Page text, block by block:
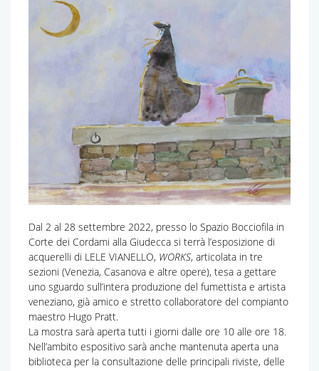
Dal 2 al 28 settembre 2022, presso lo Spazio Bocciofila in
Corte dei Cordami alla Giudecca si terrà l’esposizione di
acquerelli di LELE VIANELLO, WORKS, articolata in tre
sezioni (Venezia, Casanova e altre opere), tesa a gettare
uno sguardo sull’intera produzione del fumettista e artista
veneziano, già amico e stretto collaboratore del compianto
maestro Hugo Pratt.
La mostra sarà aperta tutti i giorni dalle ore 10 alle ore 18.
Nell’ambito espositivo sarà anche mantenuta aperta una
biblioteca per la consultazione delle principali riviste, delle